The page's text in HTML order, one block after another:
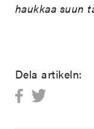
haukkaa suun
Dela artikeln: